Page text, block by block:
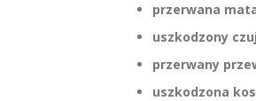
przerwana
uszkodzony
przerwany
uszkodzona